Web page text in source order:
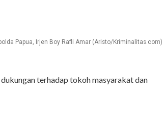
Papua, Irjen Boy Rafli Amar (Aristo/Kriminalitas.com)
terhadap tokoh masyarakat dan